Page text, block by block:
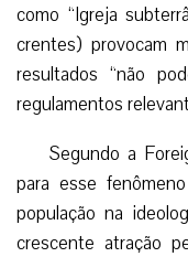
como “Igreja
crentes) provocam
resultados “não
regulamentos
Segundo a
para esse
população na
crescente atração